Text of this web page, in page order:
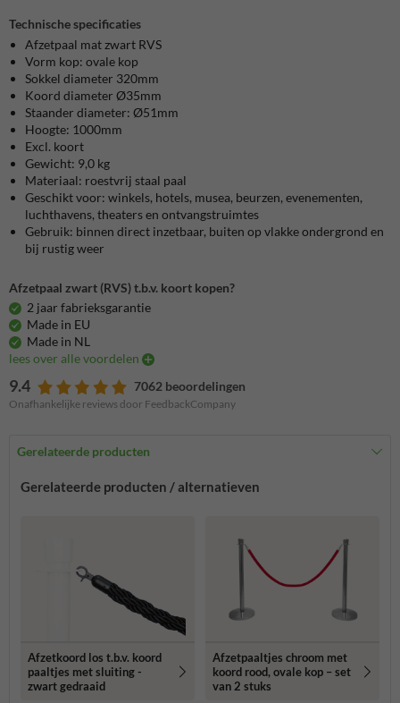
Technische specificaties
Afzetpaal mat zwart RVS
Vorm kop: ovale kop
Sokkel diameter 320mm
Koord diameter Ø35mm
Staander diameter: Ø51mm
Hoogte: 1000mm
Excl. koort
Gewicht: 9,0 kg
Materiaal: roestvrij staal paal
Geschikt voor: winkels, hotels, musea, beurzen, evenementen,
luchthavens, theaters en ontvangstruimtes
Gebruik: binnen direct inzetbaar, buiten op vlakke ondergrond en
bij rustig weer
Afzetpaal zwart (RVS) t.b.v. koort kopen?
2 jaar fabrieksgarantie
Made in EU
Made in NL
lees over alle voordelen
9.4 7062 beoordelingen
Onafhankelijke reviews door FeedbackCompany
Gerelateerde producten
Gerelateerde producten / alternatieven
Afzetkoord los t.b.v. koord
paaltjes met sluiting -
zwart gedraaid
Afzetpaaltjes chroom met
koord rood, ovale kop – set
van 2 stuks